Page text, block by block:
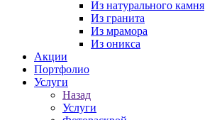
Из натурального камня
Из гранита
Из мрамора
Из оникса
Акции
Портфолио
Услуги
Назад
Услуги